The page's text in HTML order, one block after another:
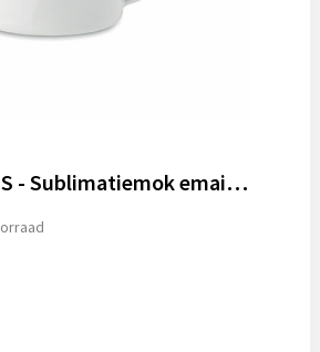
PLATEADO S - Sublimatiemok emaillelaag 200ml